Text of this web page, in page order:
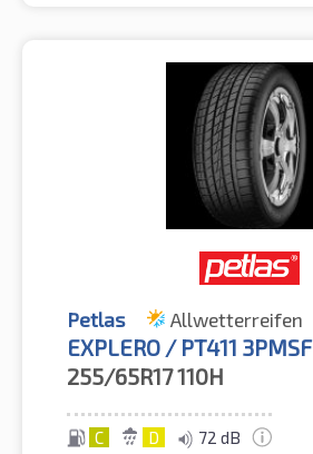
Petlas Allwetterreifen
EXPLERO / PT411 3PMSF
255/65R17110H
C D 72 dB